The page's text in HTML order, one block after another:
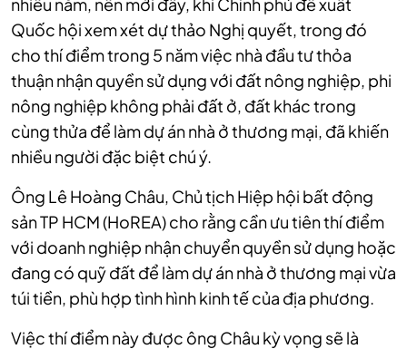
Quốc hội xem xét dự thảo Nghị quyết, trong đó
cho thí điểm trong 5 năm việc nhà đầu tư thỏa
thuận nhận quyền sử dụng với đất nông nghiệp, phi
nông nghiệp không phải đất ở, đất khác trong
cùng thửa để làm dự án nhà ở thương mại, đã khiến
nhiều người đặc biệt chú ý.
Ông Lê Hoàng Châu, Chủ tịch Hiệp hội bất động
sản TP HCM (HoREA) cho rằng cần ưu tiên thí điểm
với doanh nghiệp nhận chuyển quyền sử dụng hoặc
đang có quỹ đất để làm dự án nhà ở thương mại vừa
túi tiền, phù hợp tình hình kinh tế của địa phương.
Việc thí điểm này được ông Châu kỳ vọng sẽ là